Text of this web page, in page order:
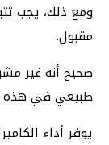
ومع ذلك، يجب
مقبول.
صحيح أنه غير
طبيعي في هذه
يوفر أداء